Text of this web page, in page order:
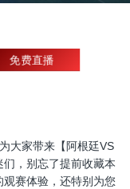
免费直播
大家带来【阿根廷VS
，别忘了提前收藏本
赛体验，还特别为您